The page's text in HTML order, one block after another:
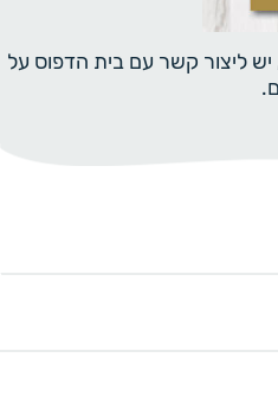
ליצור קשר עם בית הדפוס על